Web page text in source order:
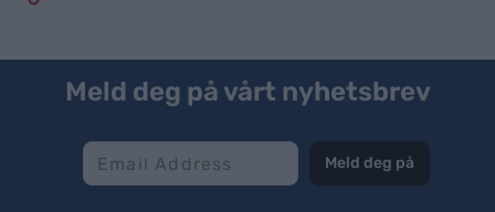
Meld deg på vårt nyhetsbrev
Meld deg på